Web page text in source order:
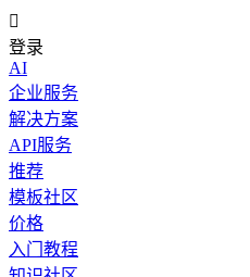

登录
AI
企业服务
解决方案
API服务
推荐
模板社区
价格
入门教程